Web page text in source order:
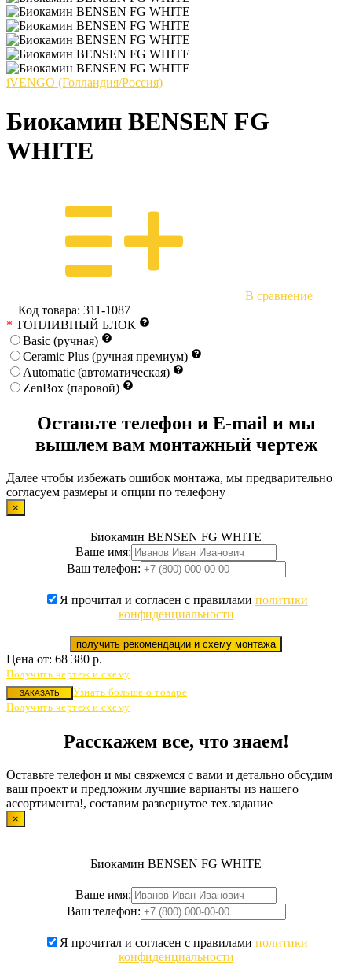
iVENGO (Голландия/Россия)
Биокамин BENSEN FG
WHITE
В сравнение
Код товара: 311-1087
* ТОПЛИВНЫЙ БЛОК
Basic (ручная)
Ceramic Plus (ручная премиум)
Automatic (автоматическая)
ZenBox (паровой)
Оставьте телефон и E-mail и мы
вышлем вам монтажный чертеж
Далее чтобы избежать ошибок монтажа, мы предварительно
согласуем размеры и опции по телефону
×
Биокамин BENSEN FG WHITE
Ваше имя:
Ваш телефон:
Я прочитал и согласен с правилами политики
конфиденциальности
получить рекомендации и схему монтажа
Цена от: 68 380 р.
Получить чертеж и схему
ЗАКАЗАТЬ
Узнать больше о товаре
Получить чертеж и схему
Расскажем все, что знаем!
Оставьте телефон и мы свяжемся с вами и детально обсудим
ваш проект и предложим лучшие варианты из нашего
ассортимента!, составим развернутое тех.задание
×
Биокамин BENSEN FG WHITE
Ваше имя:
Ваш телефон:
Я прочитал и согласен с правилами политики
конфиденциальности